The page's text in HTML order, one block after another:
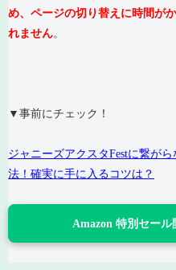
め、ページの切り替えに時間が
れません。
▼事前にチェック！
ジャニーズアクスタFestに繋が
法！確実に手に入るコツは？
Amazon 特別セール